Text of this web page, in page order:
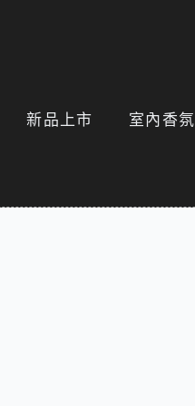
新品上市 室內香氛